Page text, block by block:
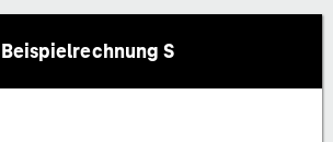
Beispielrechnung S